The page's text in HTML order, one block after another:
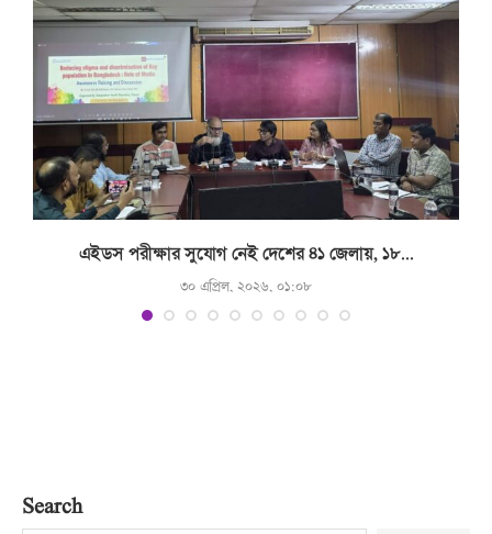
এইডস পরীক্ষার সুযোগ নেই দেশের ৪১ জেলায়, ১৮...
৩০ এপ্রিল, ২০২৬, ০১:০৮
Search